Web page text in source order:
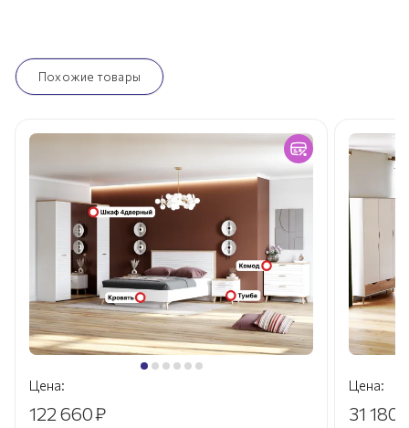
Похожие товары
Цена:
122 660₽
Цена:
31 180